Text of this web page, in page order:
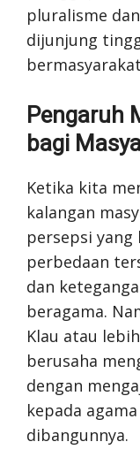
pluralisme
dijunjung
Pengaruh
bagi
Ketika kita
kalangan
persepsi yang
perbedaan
dan
beragama.
Klau atau
berusaha
dengan
kepada
dibangunnya.